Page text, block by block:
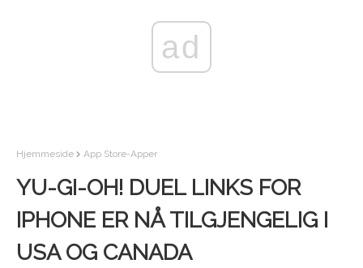
ad
Hjemmeside App Store-Apper
YU-GI-OH! DUEL LINKS FOR
IPHONE ER NÅ TILGJENGELIG I
USA OG CANADA